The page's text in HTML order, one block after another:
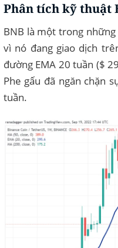
Phân tích kỹ thuật
BNB là một trong
vì nó đang giao dịch
đường EMA 20 tuần ($
Phe gấu đã ngăn chặn
tuần.